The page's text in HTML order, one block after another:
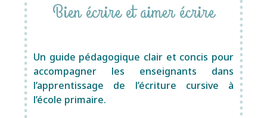
Bien écrire et aimer écrire
Un guide pédagogique clair et concis pour
accompagner les enseignants dans
l’apprentissage de l’écriture cursive à
l’école primaire.